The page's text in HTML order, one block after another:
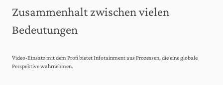
Zusammenhalt zwischen vielen
Bedeutungen
Video-Einsatz mit dem Profi bietet Infotainment aus Prozessen, die eine globale
Perspektive wahrnehmen.